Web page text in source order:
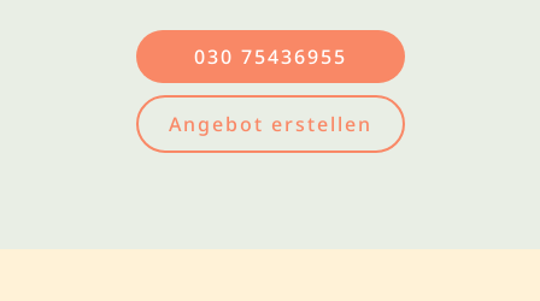
030 75436955
Angebot erstellen